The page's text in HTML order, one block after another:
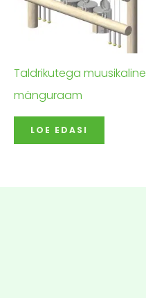
Taldrikutega muusikaline
mänguraam
LOE EDASI